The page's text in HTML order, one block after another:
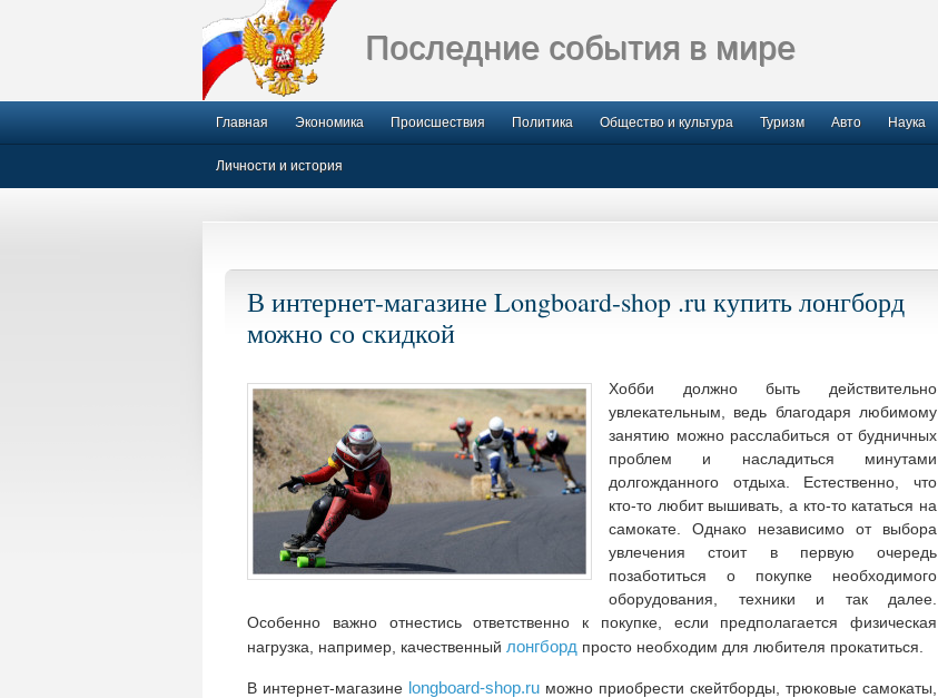
Последние события в мире
Главная Экономика Происшествия Политика Общество и культура Туризм Авто Наука
Личности и история
В интернет-магазине Longboard-shop .ru купить лонгборд
можно со скидкой
Хобби должно быть действительно
увлекательным, ведь благодаря любимому
занятию можно расслабиться от будничных
проблем и насладиться минутами
долгожданного отдыха. Естественно, что
кто-то любит вышивать, а кто-то кататься на
самокате. Однако независимо от выбора
увлечения стоит в первую очередь
позаботиться о покупке необходимого
оборудования, техники и так далее.
Особенно важно отнестись ответственно к покупке, если предполагается физическая
нагрузка, например, качественный лонгборд просто необходим для любителя прокатиться.
В интернет-магазине longboard-shop.ru можно приобрести скейтборды, трюковые самокаты,